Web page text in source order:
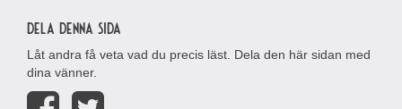
Dela denna sida
Låt andra få veta vad du precis läst. Dela den här sidan med
dina vänner.